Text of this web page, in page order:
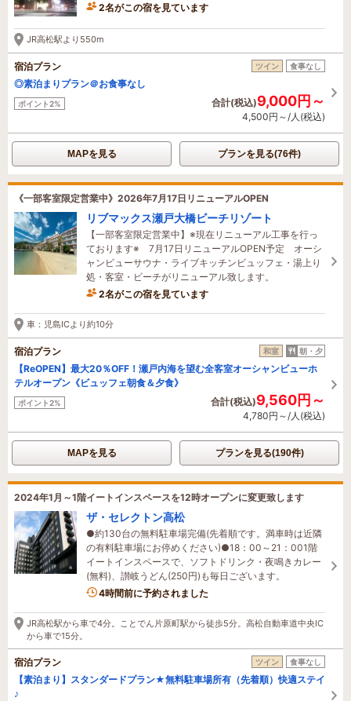
2名がこの宿を見ています
JR高松駅より550m
宿泊プラン ツイン 食事なし
◎素泊まりプラン＠お食事なし
ポイント2% 合計(税込)9,000円～
4,500円～/人(税込)
MAPを見る プランを見る(76件)
《一部客室限定営業中》2026年7月17日リニューアルOPEN
リブマックス瀬戸大橋ビーチリゾート
【一部客室限定営業中】※現在リニューアル工事を行っ
ております※ 7月17日リニューアルOPEN予定 オーシ
ャンビューサウナ・ライブキッチンビュッフェ・湯上り
処・客室・ビーチがリニューアル致します。
2名がこの宿を見ています
たった今予約されました
車：児島ICより約10分
宿泊プラン 和室 朝・夕
【ReOPEN】最大20％OFF！瀬戸内海を望む全客室オーシャンビューホ
テルオープン《ビュッフェ朝食＆夕食》
ポイント2% 合計(税込)9,560円～
4,780円～/人(税込)
MAPを見る プランを見る(190件)
2024年1月～1階イートインスペースを12時オープンに変更致します
ザ・セレクトン高松
●約130台の無料駐車場完備(先着順です。満車時は近隣
の有料駐車場にお停めください)●18：00～21：001階
イートインスペースで、ソフトドリンク・夜鳴きカレー
(無料)、讃岐うどん(250円)も毎日ございます。
4時間前に予約されました
JR高松駅から車で4分。ことでん片原町駅から徒歩5分。高松自動車道中央IC
から車で15分。
宿泊プラン ツイン 食事なし
【素泊まり】スタンダードプラン★無料駐車場所有（先着順）快適ステイ
♪